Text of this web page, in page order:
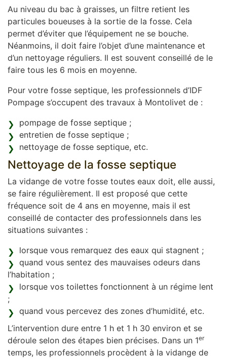
Au niveau du bac à graisses, un filtre retient les
particules boueuses à la sortie de la fosse. Cela
permet d’éviter que l’équipement ne se bouche.
Néanmoins, il doit faire l’objet d’une maintenance et
d’un nettoyage réguliers. Il est souvent conseillé de le
faire tous les 6 mois en moyenne.
Pour votre fosse septique, les professionnels d’IDF
Pompage s’occupent des travaux à Montolivet de :
pompage de fosse septique ;
entretien de fosse septique ;
nettoyage de fosse septique, etc.
Nettoyage de la fosse septique
La vidange de votre fosse toutes eaux doit, elle aussi,
se faire régulièrement. Il est proposé que cette
fréquence soit de 4 ans en moyenne, mais il est
conseillé de contacter des professionnels dans les
situations suivantes :
lorsque vous remarquez des eaux qui stagnent ;
quand vous sentez des mauvaises odeurs dans
l’habitation ;
lorsque vos toilettes fonctionnent à un régime lent
;
quand vous percevez des zones d’humidité, etc.
L’intervention dure entre 1 h et 1 h 30 environ et se
déroule selon des étapes bien précises. Dans un 1er
temps, les professionnels procèdent à la vidange de